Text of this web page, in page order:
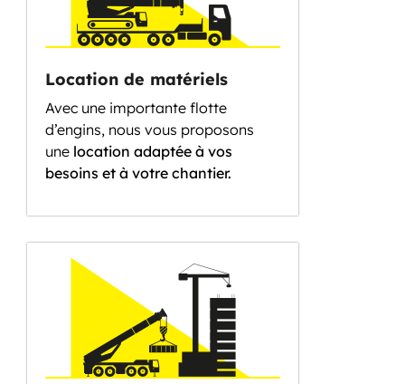
Location de matériels
Avec une importante flotte
d’engins, nous vous proposons
une location adaptée à vos
besoins et à votre chantier.